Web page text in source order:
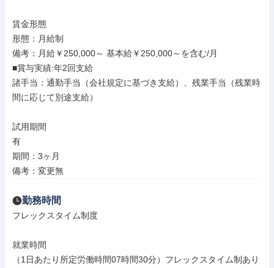
賃金形態
形態：月給制
備考：月給￥250,000～ 基本給￥250,000～を含む/月
■賞与実績:年2回支給
諸手当：通勤手当（会社規定に基づき支給）、残業手当（残業時
間に応じて別途支給）
試用期間
有
期間：3ヶ月
備考：変更無
勤務時間
フレックスタイム制度
就業時間
（1日あたり所定労働時間07時間30分）フレックスタイム制あり